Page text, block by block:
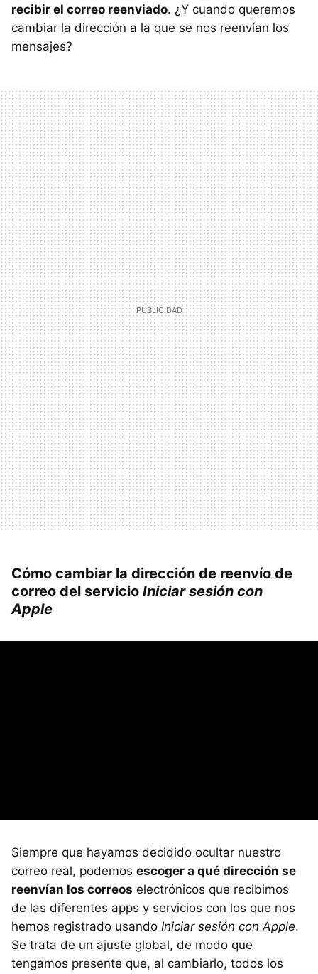
recibir el correo reenviado. ¿Y cuando queremos
cambiar la dirección a la que se nos reenvían los
mensajes?
Cómo cambiar la dirección de reenvío de
correo del servicio Iniciar sesión con
Apple
Siempre que hayamos decidido ocultar nuestro
correo real, podemos escoger a qué dirección se
reenvían los correos electrónicos que recibimos
de las diferentes apps y servicios con los que nos
hemos registrado usando Iniciar sesión con Apple.
Se trata de un ajuste global, de modo que
tengamos presente que, al cambiarlo, todos los